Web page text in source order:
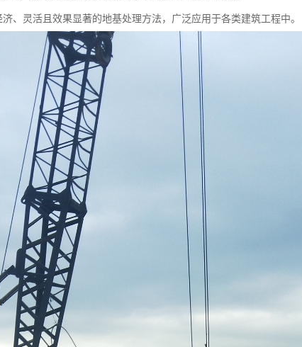
、灵活且效果显著的地基处理方法，广泛应用于各类建筑工程中。